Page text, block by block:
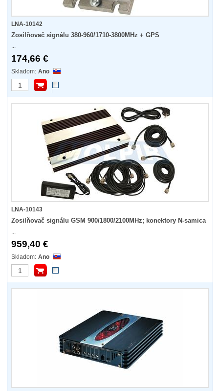
LNA-10142
Zosilňovač signálu 380-960/1710-3800MHz + GPS
...
174,66 €
Ano
LNA-10143
Zosilňovač signálu GSM 900/1800/2100MHz; konektory N-samica
...
959,40 €
Ano